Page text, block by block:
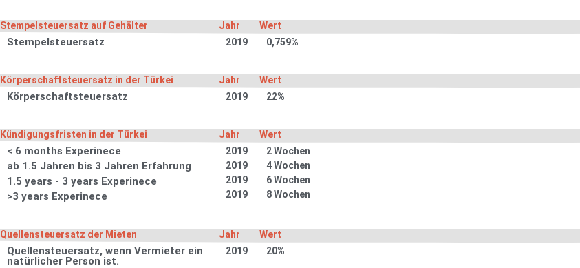
Stempelsteuersatz auf Gehälter Jahr Wert
Stempelsteuersatz 2019 0,759%
Körperschaftsteuersatz in der Türkei Jahr Wert
Körperschaftsteuersatz 2019 22%
Kündigungsfristen in der Türkei Jahr Wert
< 6 months Experinece
ab 1.5 Jahren bis 3 Jahren Erfahrung
1.5 years - 3 years Experinece
>3 years Experinece
2019
2019
2019
2019
2 Wochen
4 Wochen
6 Wochen
8 Wochen
Quellensteuersatz der Mieten Jahr Wert
Quellensteuersatz, wenn Vermieter ein
natürlicher Person ist.
2019 20%